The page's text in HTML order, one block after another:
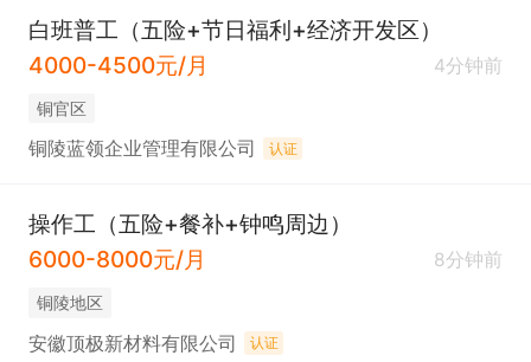
白班普工（五险+节日福利+经济开发区）
4000-4500元/月
4分钟前
铜官区
铜陵蓝领企业管理有限公司 认证
操作工（五险+餐补+钟鸣周边）
6000-8000元/月
8分钟前
铜陵地区
安徽顶极新材料有限公司 认证